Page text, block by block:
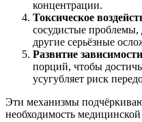
концентрации.
Токсическое
сосудистые проблемы,
другие серьёзные
Развитие зависимости
порций, чтобы
усугубляет риск
Эти механизмы
необходимость